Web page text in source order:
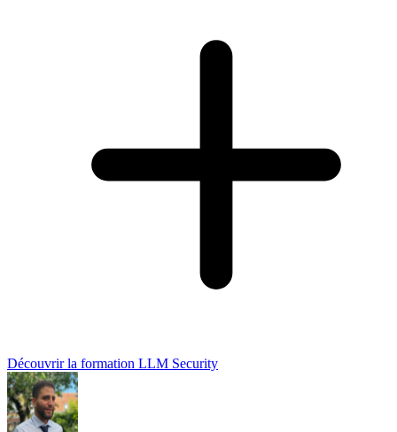
Découvrir la formation LLM Security